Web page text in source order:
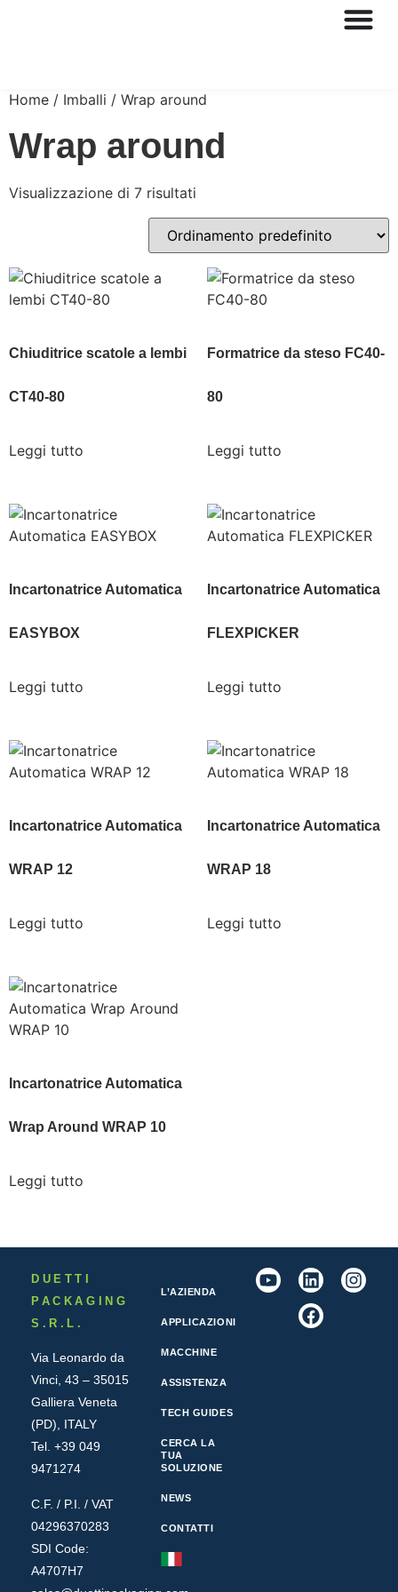
Home / Imballi / Wrap around
Wrap around
Visualizzazione di 7 risultati
Chiuditrice scatole a lembi
CT40-80
Leggi tutto
Formatrice da steso FC40-
80
Leggi tutto
Incartonatrice Automatica
EASYBOX
Leggi tutto
Incartonatrice Automatica
FLEXPICKER
Leggi tutto
Incartonatrice Automatica
WRAP 12
Leggi tutto
Incartonatrice Automatica
WRAP 18
Leggi tutto
Incartonatrice Automatica
Wrap Around WRAP 10
Leggi tutto
DUETTI
PACKAGING
S.R.L.
Via Leonardo da
Vinci, 43 – 35015
Galliera Veneta
(PD), ITALY
Tel. +39 049
9471274
C.F. / P.I. / VAT
04296370283
SDI Code:
A4707H7
L’AZIENDA
APPLICAZIONI
MACCHINE
ASSISTENZA
TECH GUIDES
CERCA LA
TUA
SOLUZIONE
NEWS
CONTATTI